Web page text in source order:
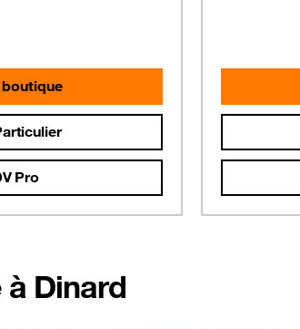
boutique
Pro
Dinard